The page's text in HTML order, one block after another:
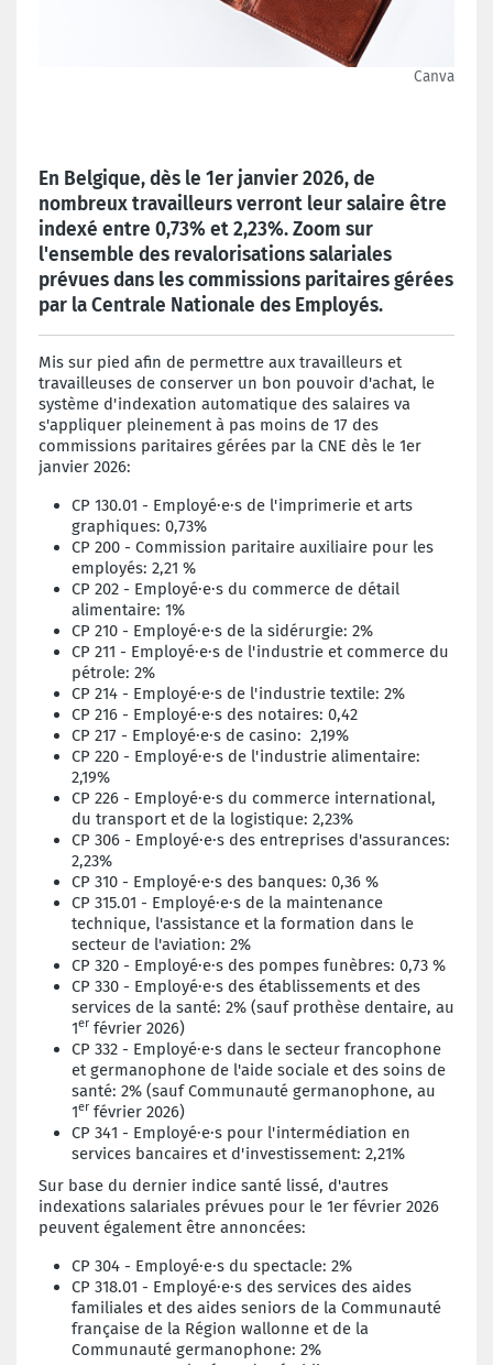
Canva
En Belgique, dès le 1er janvier 2026, de
nombreux travailleurs verront leur salaire être
indexé entre 0,73% et 2,23%. Zoom sur
l'ensemble des revalorisations salariales
prévues dans les commissions paritaires gérées
par la Centrale Nationale des Employés.
Mis sur pied afin de permettre aux travailleurs et
travailleuses de conserver un bon pouvoir d'achat, le
système d'indexation automatique des salaires va
s'appliquer pleinement à pas moins de 17 des
commissions paritaires gérées par la CNE dès le 1er
janvier 2026:
CP 130.01 - Employé·e·s de l'imprimerie et arts
graphiques: 0,73%
CP 200 - Commission paritaire auxiliaire pour les
employés: 2,21 %
CP 202 - Employé·e·s du commerce de détail
alimentaire: 1%
CP 210 - Employé·e·s de la sidérurgie: 2%
CP 211 - Employé·e·s de l'industrie et commerce du
pétrole: 2%
CP 214 - Employé·e·s de l'industrie textile: 2%
CP 216 - Employé·e·s des notaires: 0,42
CP 217 - Employé·e·s de casino: 2,19%
CP 220 - Employé·e·s de l'industrie alimentaire:
2,19%
CP 226 - Employé·e·s du commerce international,
du transport et de la logistique: 2,23%
CP 306 - Employé·e·s des entreprises d'assurances:
2,23%
CP 310 - Employé·e·s des banques: 0,36 %
CP 315.01 - Employé·e·s de la maintenance
technique, l'assistance et la formation dans le
secteur de l'aviation: 2%
CP 320 - Employé·e·s des pompes funèbres: 0,73 %
CP 330 - Employé·e·s des établissements et des
services de la santé: 2% (sauf prothèse dentaire, au
1er février 2026)
CP 332 - Employé·e·s dans le secteur francophone
et germanophone de l'aide sociale et des soins de
santé: 2% (sauf Communauté germanophone, au
1er février 2026)
CP 341 - Employé·e·s pour l'intermédiation en
services bancaires et d'investissement: 2,21%
Sur base du dernier indice santé lissé, d'autres
indexations salariales prévues pour le 1er février 2026
peuvent également être annoncées:
CP 304 - Employé·e·s du spectacle: 2%
CP 318.01 - Employé·e·s des services des aides
familiales et des aides seniors de la Communauté
française de la Région wallonne et de la
Communauté germanophone: 2%